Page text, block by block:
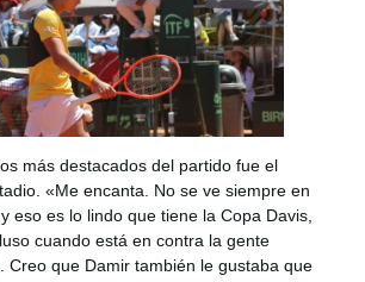
más destacados del partido fue el
«Me encanta. No se ve siempre en
eso es lo lindo que tiene la Copa Davis,
cuando está en contra la gente
Creo que Damir también le gustaba que